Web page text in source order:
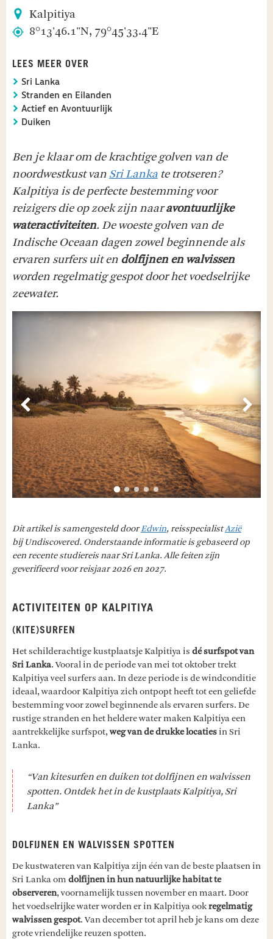
Kalpitiya
8°13'46.1"N, 79°45'33.4"E
LEES MEER OVER
Sri Lanka
Stranden en Eilanden
Actief en Avontuurlijk
Duiken
Ben je klaar om de krachtige golven van de
noordwestkust van Sri Lanka te trotseren?
Kalpitiya is de perfecte bestemming voor
reizigers die op zoek zijn naaravontuurlijke
wateractiviteiten. De woeste golven van de
Indische Oceaan dagen zowel beginnende als
ervaren surfers uit en dolfijnen en walvissen
worden regelmatig gespot door het voedselrijke
zeewater.
Vorige
Dit artikel is samengesteld doorEdwin, reisspecialistAzië
bij Undiscovered. Onderstaande informatie is gebaseerd op
een recente studiereis naar Sri Lanka. Alle feiten zijn
geverifieerd voor reisjaar 2026 en 2027.
ACTIVITEITEN OP KALPITIYA
(KITE)SURFEN
Het schilderachtige kustplaatsje Kalpitiya is dé surfspot van
Sri Lanka. Vooral in de periode van mei tot oktober trekt
Kalpitiya veel surfers aan. In deze periode is de windconditie
ideaal, waardoor Kalpitiya zich ontpopt heeft tot een geliefde
bestemming voor zowel beginnende als ervaren surfers. De
rustige stranden en het heldere water maken Kalpitiya een
aantrekkelijke surfspot,weg van de drukke locatiesin Sri
Lanka.
“Van kitesurfen en duiken tot dolfijnen en walvissen
spotten. Ontdek het in de kustplaats Kalpitiya, Sri
Lanka”
DOLFIJNEN EN WALVISSEN SPOTTEN
De kustwateren van Kalpitiya zijn één van de beste plaatsen in
Sri Lanka om dolfijnen in hun natuurlijke habitat te
observeren, voornamelijk tussen november en maart. Door
het voedselrijke water worden er in Kalpitiya ookregelmatig
walvissen gespot. Van december tot april heb je kans om deze
grote vriendelijke reuzen spotten.